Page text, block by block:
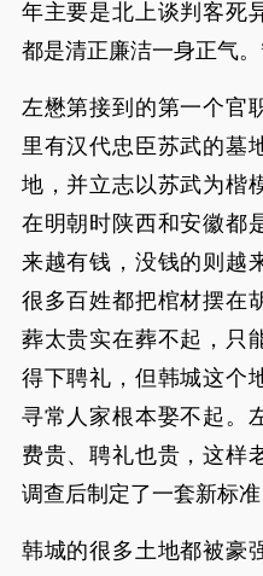
年主要是北上谈判客死
都是清正廉洁一身正气。
左懋第接到的第一个官
里有汉代忠臣苏武的墓
地，并立志以苏武为楷
在明朝时陕西和安徽都
来越有钱，没钱的则越
很多百姓都把棺材摆在
葬太贵实在葬不起，只
得下聘礼，但韩城这个
寻常人家根本娶不起。
费贵、聘礼也贵，这样
调查后制定了一套新标
韩城的很多土地都被豪